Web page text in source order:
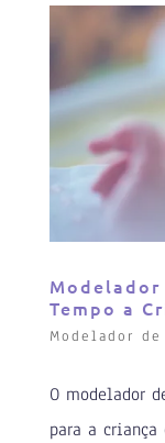
Modelador
Tempo a
Modelador
O modelador
para a criança